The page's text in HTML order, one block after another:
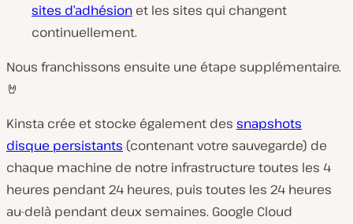
sites d’adhésion et les sites qui changent
continuellement.
Nous franchissons ensuite une étape supplémentaire.
🤘
Kinsta crée et stocke également des snapshots
disque persistants (contenant votre sauvegarde) de
chaque machine de notre infrastructure toutes les 4
heures pendant 24 heures, puis toutes les 24 heures
au-delà pendant deux semaines. Google Cloud